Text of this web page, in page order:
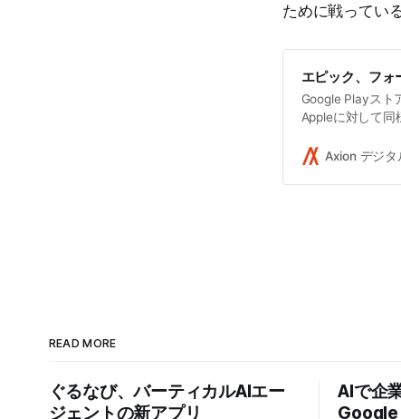
ために戦ってい
エピック、フォ
Google Playスト
Appleに対して同
Axion デジ
READ MORE
ぐるなび、バーティカルAIエー
ジェントの新アプリ
AIで企